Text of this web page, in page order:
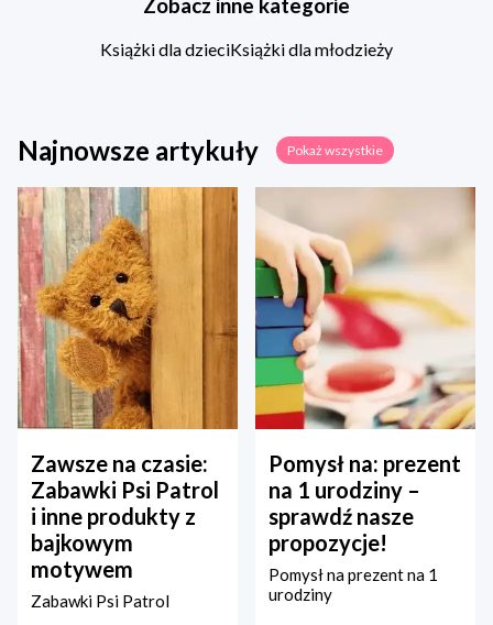
Zobacz inne kategorie
Książki dla dzieciKsiążki dla młodzieży
Najnowsze artykuły Pokaż wszystkie
Zawsze na czasie:
Zabawki Psi Patrol
i inne produkty z
bajkowym
motywem
Zabawki Psi Patrol
Pomysł na: prezent
na 1 urodziny –
sprawdź nasze
propozycje!
Pomysł na prezent na 1
urodziny